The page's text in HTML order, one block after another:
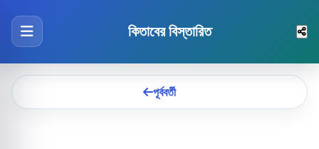
কিতাবের বিস্তারিত
পূর্ববর্তী